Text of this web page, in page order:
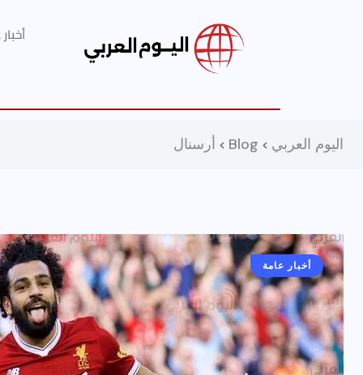
اليوم العربي >
Blog
> أرسنال
أخبار عامة